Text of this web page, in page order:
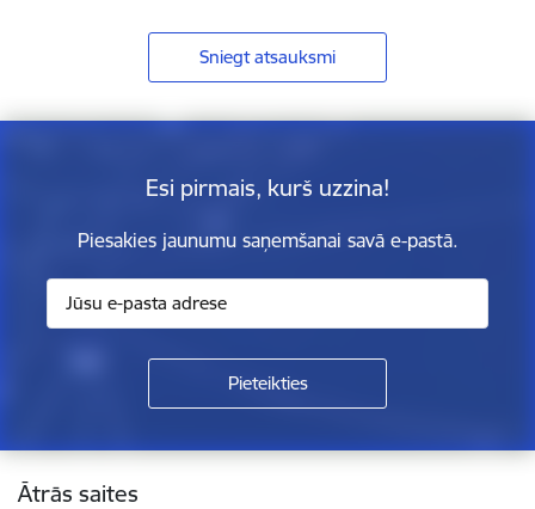
Sniegt atsauksmi
Esi pirmais, kurš uzzina!
Piesakies jaunumu saņemšanai savā e-pastā.
Kājene
Ātrās saites